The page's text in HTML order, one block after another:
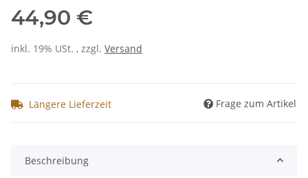
44,90 €
inkl. 19% USt. , zzgl. Versand
Längere Lieferzeit Frage zum Artikel
Beschreibung